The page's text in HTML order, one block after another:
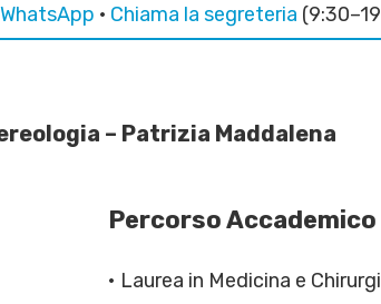
WhatsApp · Chiama la segreteria
– Patrizia Maddalena
Percorso Accademico
• Laurea in Medicina e